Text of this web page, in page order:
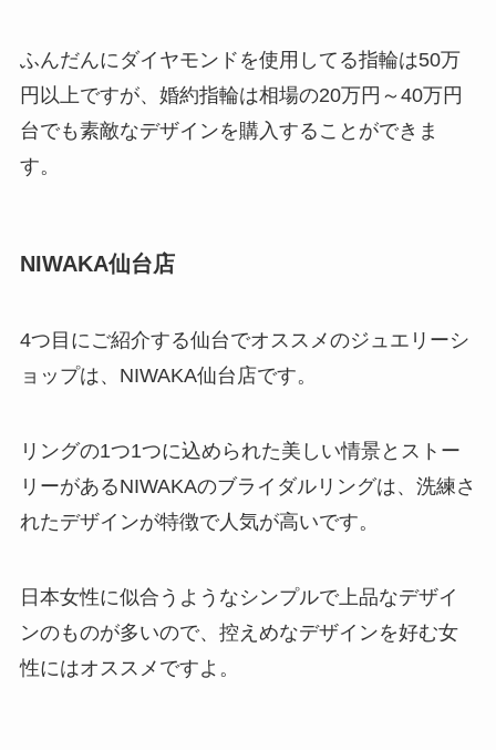
ふんだんにダイヤモンドを使用してる指輪は50万
円以上ですが、婚約指輪は相場の20万円～40万円
台でも素敵なデザインを購入することができま
す。
NIWAKA仙台店
4つ目にご紹介する仙台でオススメのジュエリーシ
ョップは、NIWAKA仙台店です。
リングの1つ1つに込められた美しい情景とストー
リーがあるNIWAKAのブライダルリングは、洗練さ
れたデザインが特徴で人気が高いです。
日本女性に似合うようなシンプルで上品なデザイ
ンのものが多いので、控えめなデザインを好む女
性にはオススメですよ。